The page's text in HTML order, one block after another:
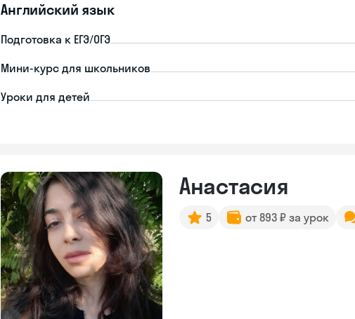
Английский язык
Подготовка к ЕГЭ/ОГЭ
Мини-курс для школьников
Уроки для детей
Анастасия
5 от 893 ₽ за урок